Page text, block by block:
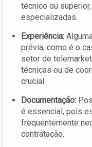
técnico ou
especializadas.
Experiência:
prévia, como é o
setor de
técnicas ou de
crucial.
Documentação:
é essencial, pois
frequentemente
contratação.